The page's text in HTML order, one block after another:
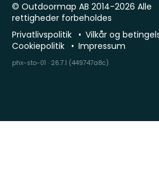
© Outdoormap AB 2014-2026 Alle
rettigheder forbeholdes
Privatlivspolitik
Vilkår og
Cookiepolitik
Impressum
phx-sto-01 · 26.7.1 (449747a8c)